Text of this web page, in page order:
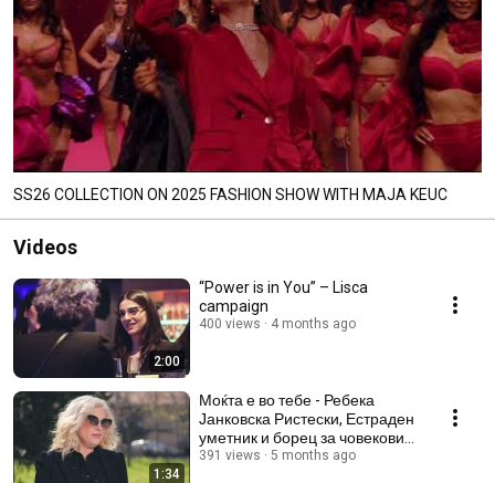
SS26 COLLECTION ON 2025 FASHION SHOW WITH MAJA KEUC
Videos
2:00
“Power is in You” – Lisca
campaign
400 views 4 months ago
1:34
Моќта е во тебе - Ребека
Јанковска Ристески, Естраден
уметник и борец за човекови
права
391 views 5 months ago